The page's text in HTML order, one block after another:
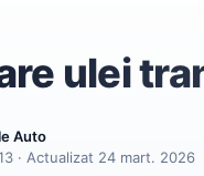
ulei
Auto
· Actualizat 24 mart. 2026